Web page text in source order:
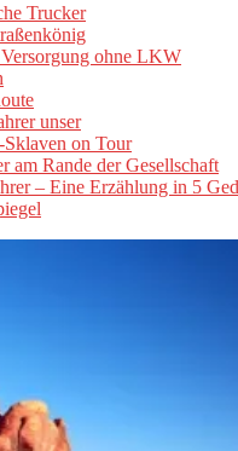
Trucker
ohne LKW
unser
Sklaven on Tour
am Rande der Gesellschaft
– Eine Erzählung in 5